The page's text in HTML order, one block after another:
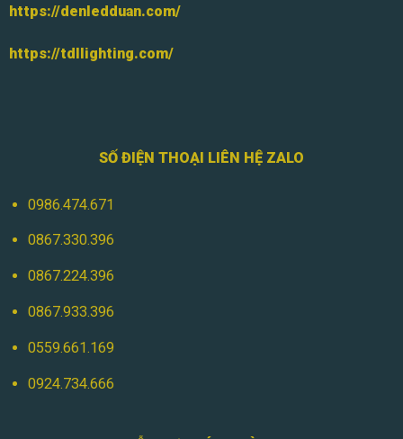
https://denledduan.com/
https://tdllighting.com/
SỐ ĐIỆN THOẠI LIÊN HỆ ZALO
0986.474.671
0867.330.396
0867.224.396
0867.933.396
0559.661.169
0924.734.666